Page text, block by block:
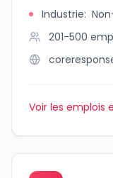
Industrie:
201-500
Voir les emplois